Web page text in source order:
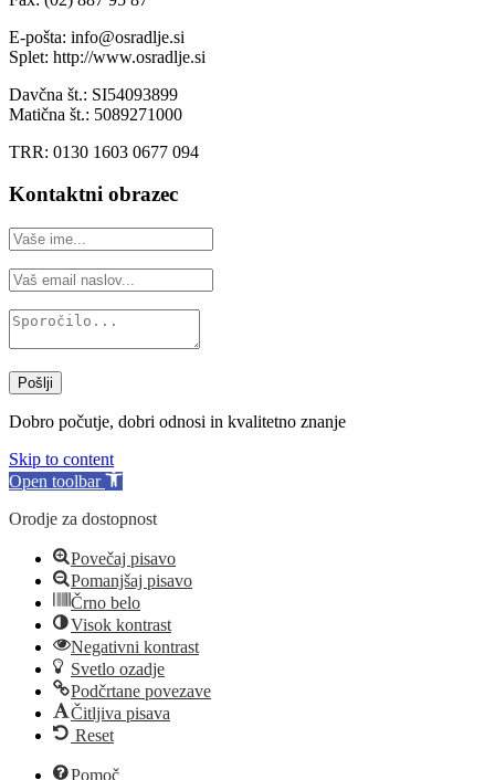
E-pošta: info@osradlje.si
Splet: http://www.osradlje.si
Davčna št.: SI54093899
Matična št.: 5089271000
TRR: 0130 1603 0677 094
Kontaktni obrazec
Pošlji
Dobro počutje, dobri odnosi in kvalitetno znanje
Skip to content
Open toolbar
Orodje za dostopnost
Povečaj pisavo
Pomanjšaj pisavo
Črno belo
Visok kontrast
Negativni kontrast
Svetlo ozadje
Podčrtane povezave
Čitljiva pisava
Reset
Pomoč